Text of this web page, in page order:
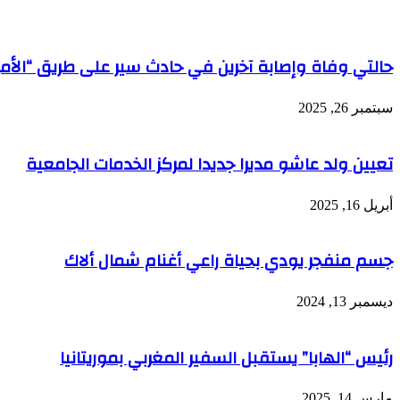
حالتي وفاة وإصابة آخرين في حادث سير على طريق
سبتمبر 26, 2025
تعيين ولد عاشو مديرا جديدا لمركز الخدمات الجامعية
أبريل 16, 2025
جسم منفجر يودي بحياة راعي أغنام شمال ألاك
ديسمبر 13, 2024
رئيس “الهابا” يستقبل السفير المغربي بموريتانيا